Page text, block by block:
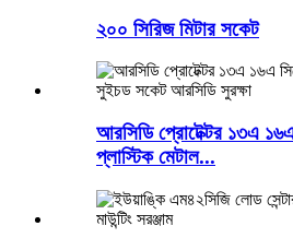
২০০ সিরিজ মিটার সকেট
আরসিডি প্রোটেক্টর ১৩এ
প্লাস্টিক মেটাল...